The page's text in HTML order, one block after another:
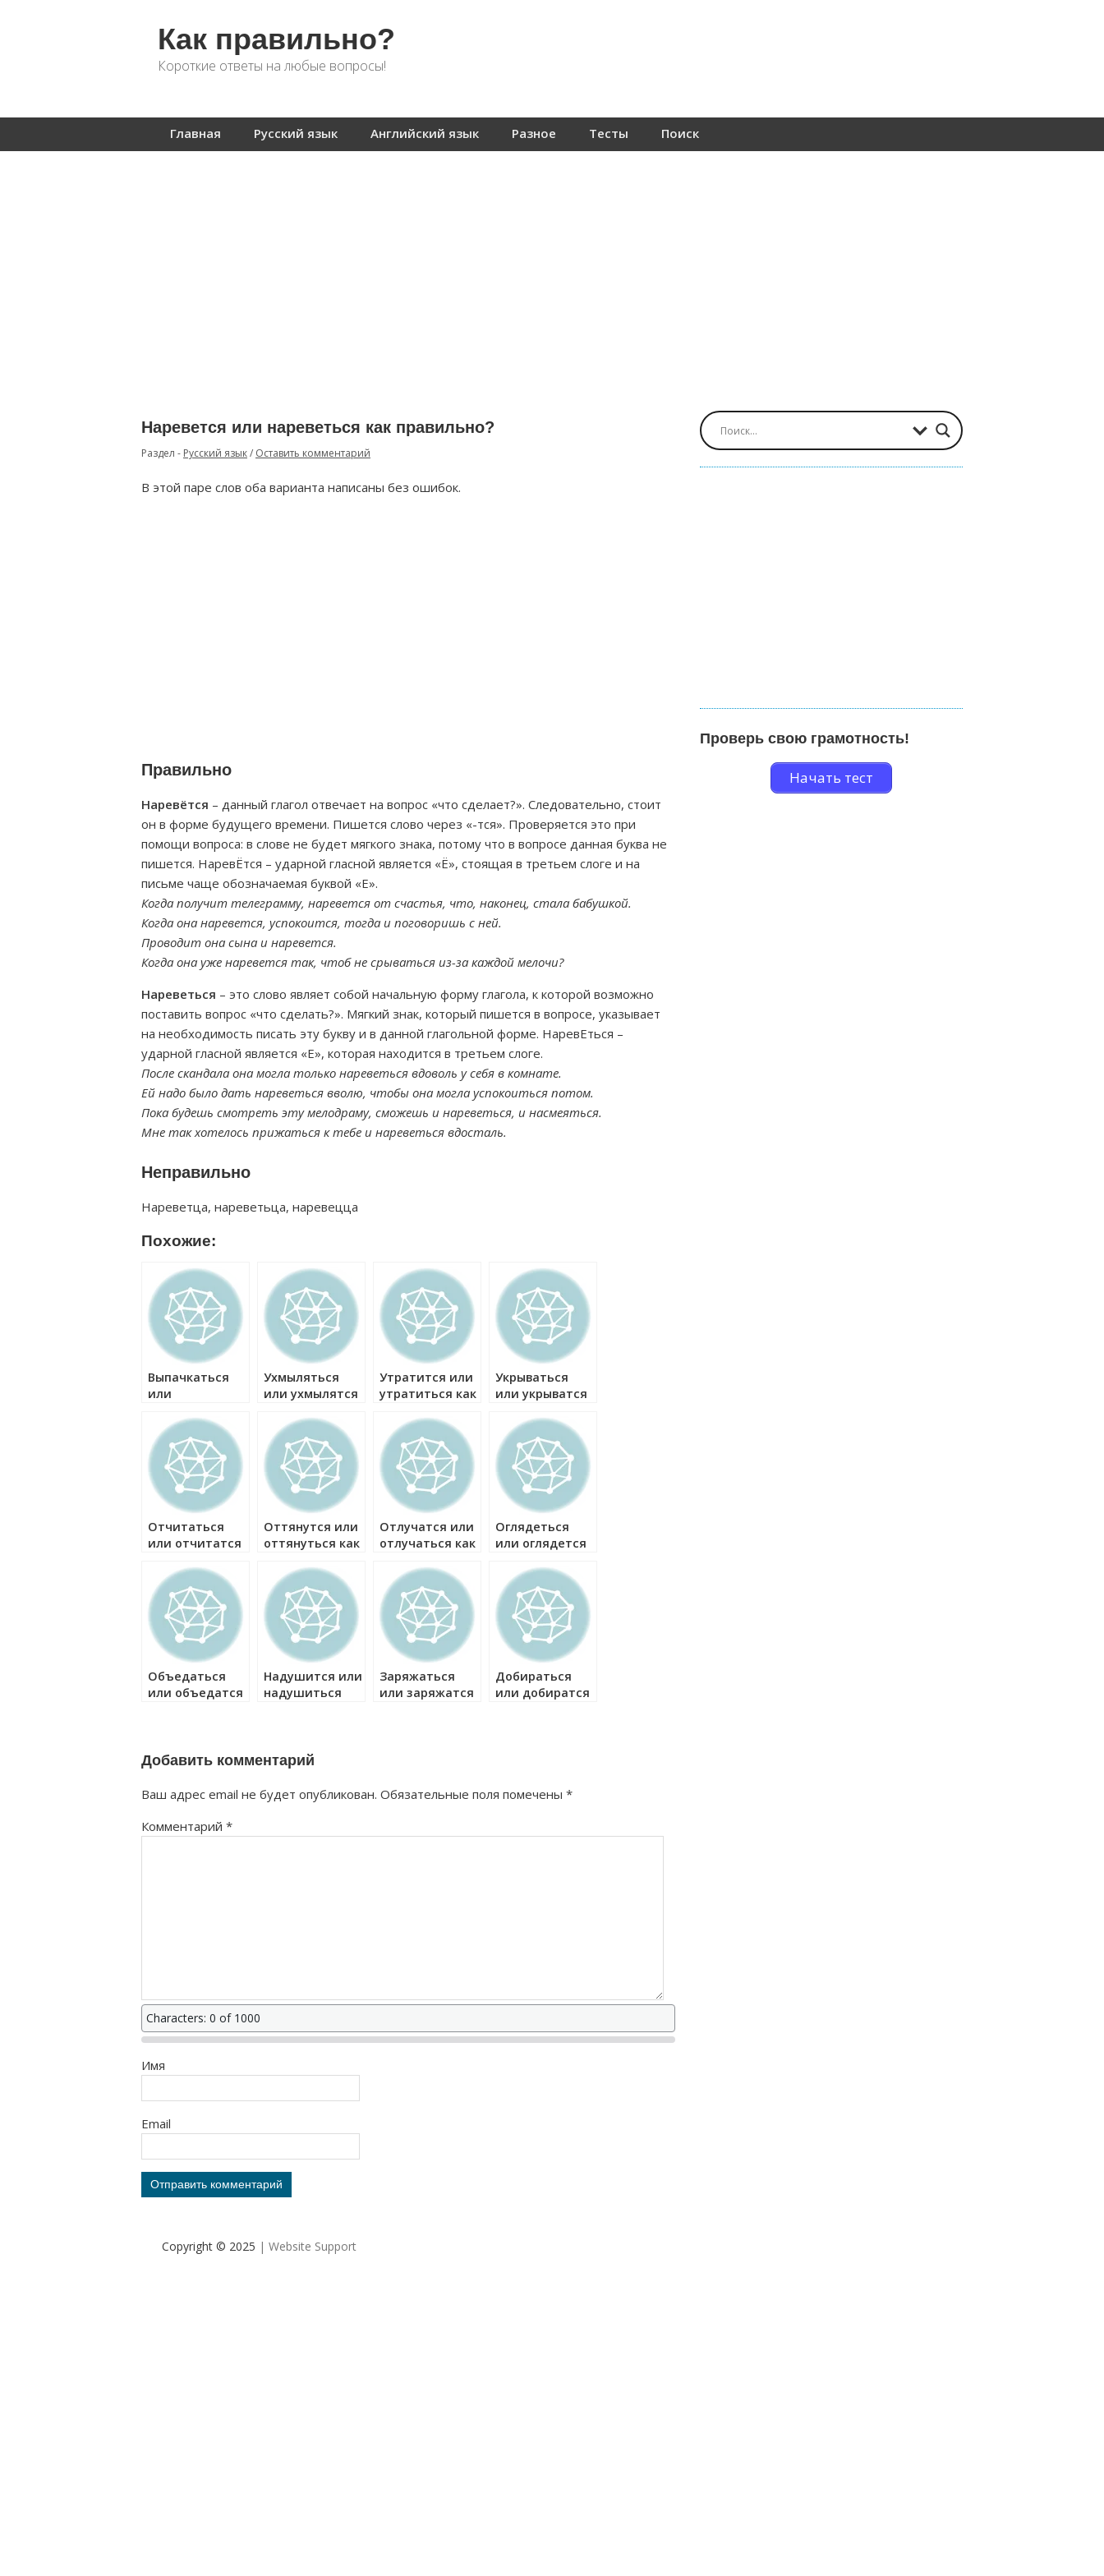
Как правильно?
Короткие ответы на любые вопросы!
Главная Русский язык Английский язык Разное Тесты Поиск
Наревется или нареветься как правильно?
Раздел - Русский язык/ Оставить комментарий
В этой паре слов оба варианта написаны без ошибок.
Правильно
Наревётся – данный глагол отвечает на вопрос «что сделает?». Следовательно, стоит
он в форме будущего времени. Пишется слово через «-тся». Проверяется это при
помощи вопроса: в слове не будет мягкого знака, потому что в вопросе данная буква не
пишется. НаревЁтся – ударной гласной является «Ё», стоящая в третьем слоге и на
письме чаще обозначаемая буквой «Е».
Когда получит телеграмму, наревется от счастья, что, наконец, стала бабушкой.
Когда она наревется, успокоится, тогда и поговоришь с ней.
Проводит она сына и наревется.
Когда она уже наревется так, чтоб не срываться из-за каждой мелочи?
Нареветься – это слово являет собой начальную форму глагола, к которой возможно
поставить вопрос «что сделать?». Мягкий знак, который пишется в вопросе, указывает
на необходимость писать эту букву и в данной глагольной форме. НаревЕться –
ударной гласной является «Е», которая находится в третьем слоге.
После скандала она могла только нареветься вдоволь у себя в комнате.
Ей надо было дать нареветься вволю, чтобы она могла успокоиться потом.
Пока будешь смотреть эту мелодраму, сможешь и нареветься, и насмеяться.
Мне так хотелось прижаться к тебе и нареветься вдосталь.
Неправильно
Нареветца, нареветьца, наревецца
Похожие:
Выпачкаться
или
правильно?
Ухмыляться
или ухмылятся
Утратится или
утратиться как
Укрываться
или укрыватся
Отчитаться
или отчитатся
Оттянутся или
оттянуться как
Отлучатся или
отлучаться как
Оглядеться
или оглядется
Объедаться
или объедатся
Надушится или
надушиться
Заряжаться
или заряжатся
Добираться
или добиратся
Добавить комментарий
Ваш адрес email не будет опубликован. Обязательные поля помечены *
Комментарий *
Characters: 0 of 1000
Имя
Email
Проверь свою грамотность!
Начать тест
Copyright © 2025 | Website Support